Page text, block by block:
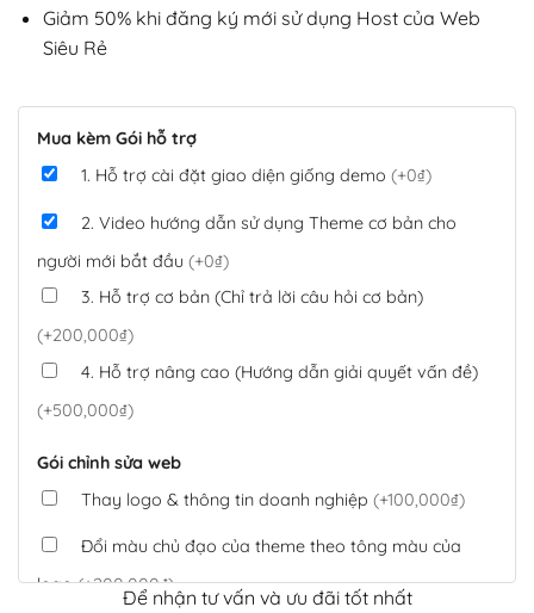
Giảm 50% khi đăng ký mới sử dụng Host của Web
Siêu Rẻ
Mua kèm Gói hỗ trợ
1. Hỗ trợ cài đặt giao diện giống demo (+0₫)
2. Video hướng dẫn sử dụng Theme cơ bản cho
người mới bắt đầu (+0₫)
3. Hỗ trợ cơ bản (Chỉ trả lời câu hỏi cơ bản)
(+200,000₫)
4. Hỗ trợ nâng cao (Hướng dẫn giải quyết vấn đề)
(+500,000₫)
Gói chỉnh sửa web
Thay logo & thông tin doanh nghiệp (+100,000₫)
Đổi màu chủ đạo của theme theo tông màu của
logo(+200,000₫)
Để nhận tư vấn và ưu đãi tốt nhất